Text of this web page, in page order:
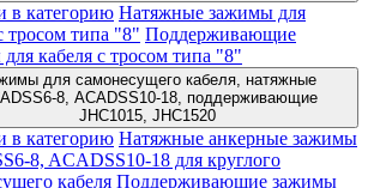
в категорию Натяжные зажимы для
тросом типа "8" Поддерживающие
кабеля с тросом типа "8"
для самонесущего кабеля, натяжные
8, ACADSS10-18, поддерживающие
JHC1015, JHC1520
в категорию Натяжные анкерные зажимы
8, ACADSS10-18 для круглого
кабеля Поддерживающие зажимы